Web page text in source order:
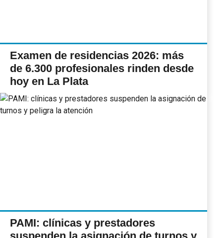
Examen de residencias 2026: más
de 6.300 profesionales rinden desde
hoy en La Plata
PAMI: clínicas y prestadores